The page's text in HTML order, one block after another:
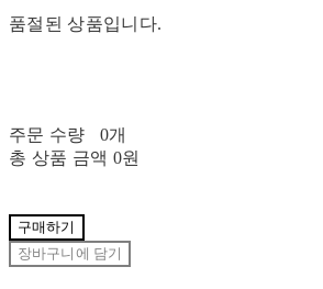
품절된 상품입니다.
주문 수량
0개
총 상품 금액 0원
구매하기
장바구니에 담기